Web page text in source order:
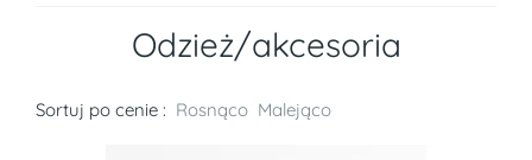
Odzież/akcesoria
Sortuj po cenie : Rosnąco Malejąco